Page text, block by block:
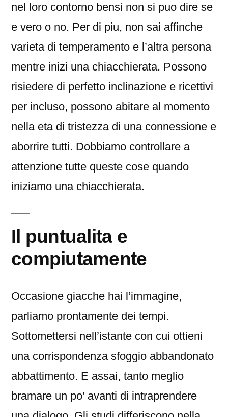
nel loro contorno bensi non si puo dire se
e vero o no. Per di piu, non sai affinche
varieta di temperamento e l’altra persona
mentre inizi una chiacchierata. Possono
risiedere di perfetto inclinazione e ricettivi
per incluso, possono abitare al momento
nella eta di tristezza di una connessione e
aborrire tutti. Dobbiamo controllare a
attenzione tutte queste cose quando
iniziamo una chiacchierata.
Il puntualita e
compiutamente
Occasione giacche hai l’immagine,
parliamo prontamente dei tempi.
Sottomettersi nell’istante con cui ottieni
una corrispondenza sfoggio abbandonato
abbattimento. E assai, tanto meglio
bramare un po’ avanti di intraprendere